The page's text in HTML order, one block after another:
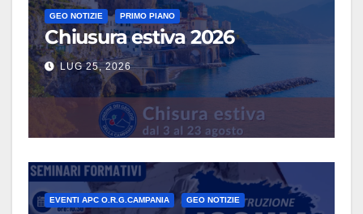
GEO NOTIZIE PRIMO PIANO
Chiusura estiva 2026
LUG 25, 2026
EVENTI APC O.R.G.CAMPANIA GEO NOTIZIE